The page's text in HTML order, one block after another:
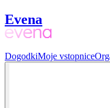
Evena
DogodkiMoje vstopnice